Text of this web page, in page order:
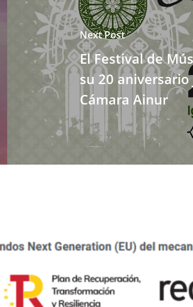
Next Post
El Festival de
su 20
Cámara Ainur